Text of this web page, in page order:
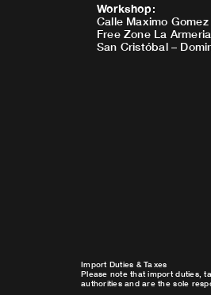
Workshop:
Calle Maximo Gomez
Free Zone La Armeria
San Cristóbal –
Import Duties & Taxes
Please note that import duties,
authorities and are the sole